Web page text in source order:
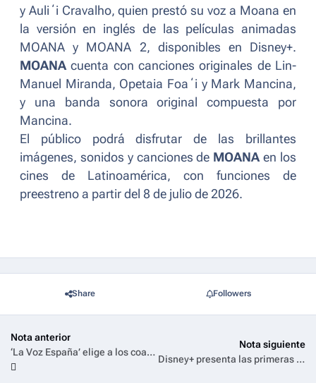
y Auliʻi Cravalho, quien prestó su voz a Moana en
la versión en inglés de las películas animadas
MOANA y MOANA 2, disponibles en Disney+.
MOANA cuenta con canciones originales de Lin-
Manuel Miranda, Opetaia Foaʻi y Mark Mancina,
y una banda sonora original compuesta por
Mancina.
El público podrá disfrutar de las brillantes
imágenes, sonidos y canciones de MOANA en los
cines de Latinoamérica, con funciones de
preestreno a partir del 8 de julio de 2026.
Share Followers
Nota anterior
‘La Voz España’ elige a los coaches de su próxima edición: Mika, Lola Índigo, Melendi y Malú, muy pronto en Antena 3 Internacional
Nota siguiente
Disney+ presenta las primeras imágenes de Furia, la nueva serie original dramática que estrena el 27 de julio exclusivamente en Disney+